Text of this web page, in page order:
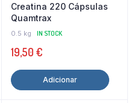
Creatina 220 Cápsulas
Quamtrax
0.5 kg IN STOCK
19,50 €
Adicionar